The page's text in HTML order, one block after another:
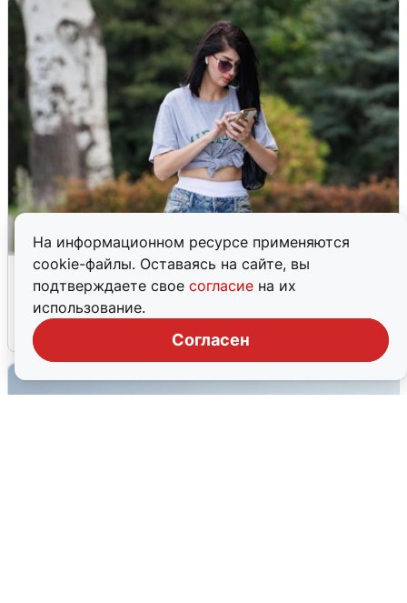
На информационном ресурсе применяются
cookie-файлы. Оставаясь на сайте, вы
подтверждаете свое согласие на их
использование.
Согласен
Волгоградцы остались без
мобильного интернета
6 августа